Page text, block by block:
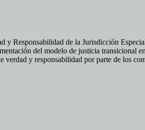
Responsabilidad de la Jurisdicción
del modelo de justicia transicional
verdad y responsabilidad por parte de los